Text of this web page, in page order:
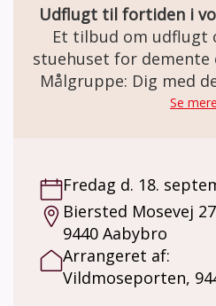
Udflugt til fortiden i
Et tilbud om udflugt
stuehuset for
Den gamle staldgård
indrettet som besøgs-
MELSEN
Målgruppe: Dig med
Se mere
Fredag d. 18.
Biersted Mosevej
9440 Aabybro
Arrangeret af:
Vildmoseporten,